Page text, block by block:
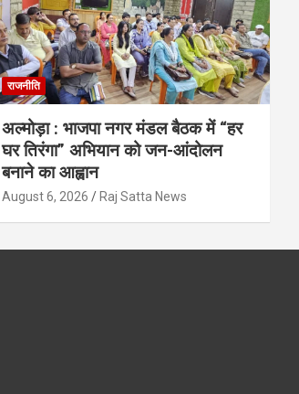
राजनीति
अल्मोड़ा : भाजपा नगर मंडल बैठक में “हर
घर तिरंगा” अभियान को जन-आंदोलन
बनाने का आह्वान
August 6, 2026 Raj Satta News